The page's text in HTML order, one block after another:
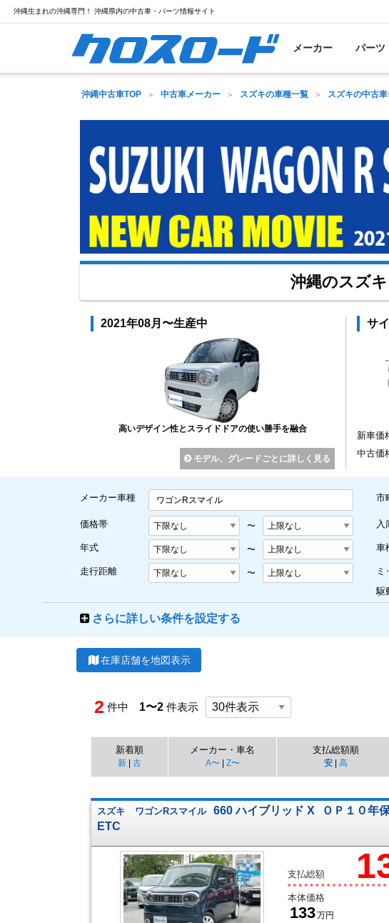
沖縄生まれの沖縄専門！ 沖縄県内の中古車・パーツ情報サイト
メーカー パーツ
沖縄中古車TOP 中古車メーカー スズキの車種一覧 スズキの中古
沖縄のスズ
2021年08月〜生産中
高いデザイン性とスライドドアの使い勝手を融合
モデル、グレードごとに詳しく見る
サ
新車価
中古価
メーカー車種 ワゴンRスマイル
価格帯 〜
年式 〜
走行距離 〜
市
入
車
ミ
駆
さらに詳しい条件を設定する
在庫店舗を地図表示
2 件中 1〜2 件表示
新着順
新 古
メーカー・車名
A〜| Z〜
支払総額順
安| 高
スズキ ワゴンRスマイル 660 ハイブリッド X
ＯＰ１０年
ETC
支払総額
本体価格
133万円